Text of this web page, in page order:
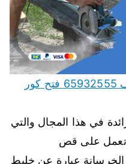
قص رخام وحجر بالليزر المنقف 65932555 فتح كور
في هذا المجال والتي
تعمل على قص
عبارة عن خليط